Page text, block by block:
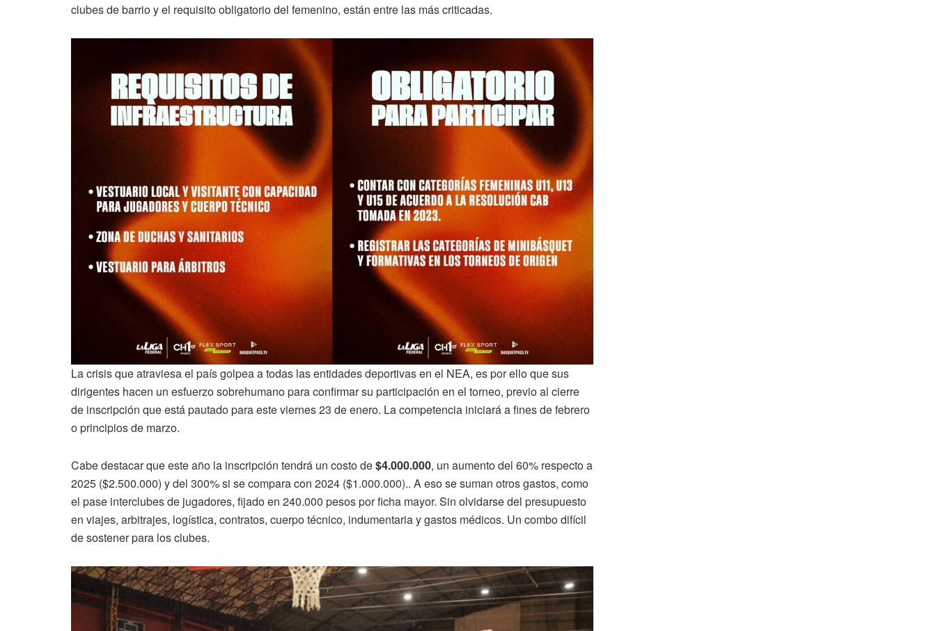
clubes de barrio y el requisito obligatorio del femenino, están entre las más criticadas.
La crisis que atraviesa el país golpea a todas las entidades deportivas en el NEA, es por ello que sus
dirigentes hacen un esfuerzo sobrehumano para confirmar su participación en el torneo, previo al cierre
de inscripción que está pautado para este viernes 23 de enero. La competencia iniciará a fines de febrero
o principios de marzo.
Cabe destacar que este año la inscripción tendrá un costo de$4.000.000, un aumento del 60% respecto a
2025 ($2.500.000) y del 300% si se compara con 2024 ($1.000.000).. A eso se suman otros gastos, como
el pase interclubes de jugadores, fijado en 240.000 pesos por ficha mayor. Sin olvidarse del presupuesto
en viajes, arbitrajes, logística, contratos, cuerpo técnico, indumentaria y gastos médicos. Un combo difícil
de sostener para los clubes.